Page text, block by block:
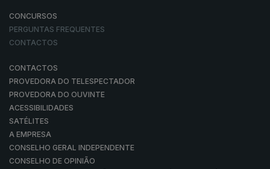
CONCURSOS
PERGUNTAS FREQUENTES
CONTACTOS
CONTACTOS
PROVEDORA DO TELESPECTADOR
PROVEDORA DO OUVINTE
ACESSIBILIDADES
SATÉLITES
A EMPRESA
CONSELHO GERAL INDEPENDENTE
CONSELHO DE OPINIÃO